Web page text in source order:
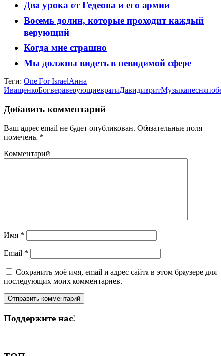
Два урока от Гедеона и его армии
Восемь долин, которые проходит каждый
верующий
Когда мне страшно
Мы должны видеть в невидимой сфере
Теги: One For IsraelАнна
ИващенкоБогвераверующиеврагиДавидивритМузыкапесня
Добавить комментарий
Ваш адрес email не будет опубликован. Обязательные поля
помечены *
Комментарий
Имя *
Email *
Сохранить моё имя, email и адрес сайта в этом браузере для
последующих моих комментариев.
Поддержите нас!